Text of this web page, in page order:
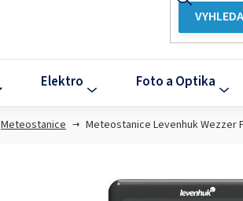
Elektro Foto a Optika
Meteostanice Meteostanice Levenhuk Wezzer